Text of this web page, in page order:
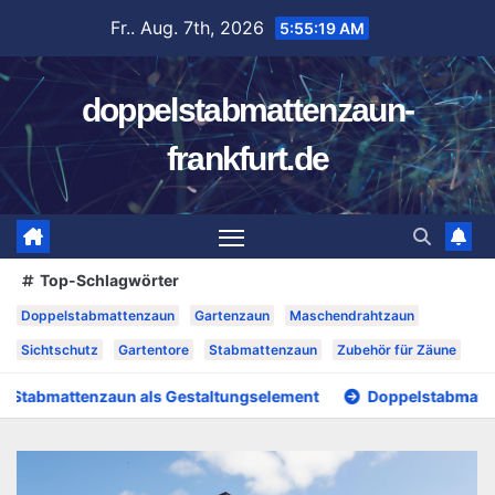
springen
Fr.. Aug. 7th, 2026 5:55:20 AM
doppelstabmattenzaun-
frankfurt.de
Top-Schlagwörter
Doppelstabmattenzaun Gartenzaun Maschendrahtzaun
Sichtschutz Gartentore Stabmattenzaun Zubehör für Zäune
als Gestaltungselement Doppelstabmattenzaun oder